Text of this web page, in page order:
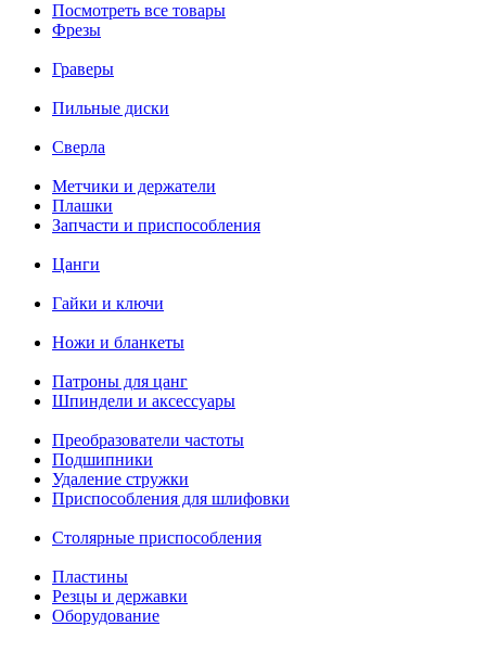
Посмотреть все товары
Фрезы
Граверы
Пильные диски
Сверла
Метчики и держатели
Плашки
Запчасти и приспособления
Цанги
Гайки и ключи
Ножи и бланкеты
Патроны для цанг
Шпиндели и аксессуары
Преобразователи частоты
Подшипники
Удаление стружки
Приспособления для шлифовки
Столярные приспособления
Пластины
Резцы и державки
Оборудование